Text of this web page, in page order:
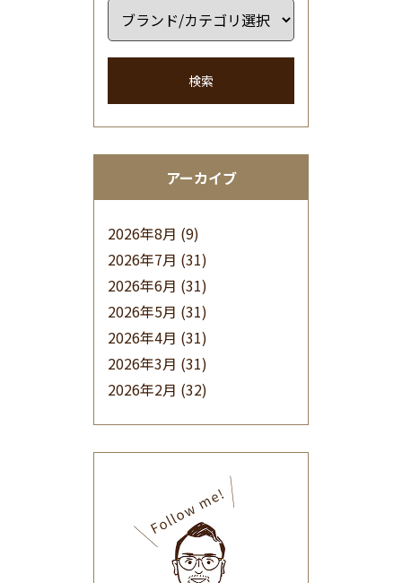
検索
アーカイブ
2026年8月 (9)
2026年7月 (31)
2026年6月 (31)
2026年5月 (31)
2026年4月 (31)
2026年3月 (31)
2026年2月 (32)
(32)
2025年9月(30)
2025年8月(31)
2025年7月(37)